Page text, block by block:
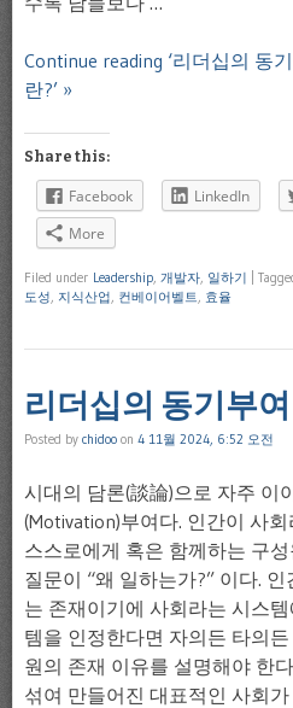
Continue reading ‘리더십의 동
란?’ »
Share this:
Facebook LinkedIn
More
Filed under Leadership, 개발자, 일하기
도성, 지식산업, 컨베이어벨트, 효율
리더십의 동기부
Posted by chidoo on 4 11월 2024, 6:52 오전
시대의 담론(談論)으로 자주 이
(Motivation)부여다. 인간이 사
스스로에게 혹은 함께하는 구
질문이 “왜 일하는가?” 이다.
는 존재이기에 사회라는 시스
템을 인정한다면 자의든 타의
원의 존재 이유를 설명해야 한
섞여 만들어진 대표적인 사회